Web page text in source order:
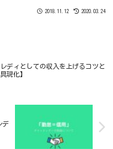
2018.11.12 2020.03.24
ディとしての収入を上げるコツと
現化】
デ